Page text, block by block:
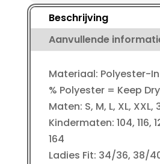
aantal
Beschrijving
Aanvullende
Materiaal: Polyester-
% Polyester = Keep Dry
Maten: S, M, L, XL, XXL,
Kindermaten: 104, 116,
164
Ladies Fit: 34/36, 38/